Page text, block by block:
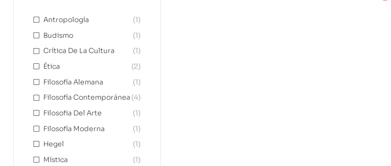
Antropología
(1)
Budismo
(1)
Crítica De La Cultura
(1)
Ética
(2)
Filosofía Alemana
(1)
Filosofía Contemporánea (4)
Filosofia Del Arte
(1)
Filosofía Moderna
(1)
Hegel
(1)
Mística
(1)